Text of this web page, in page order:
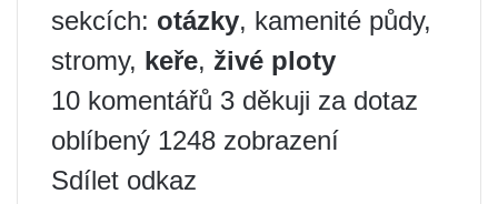
sekcích: otázky, kamenité půdy,
stromy, keře, živé ploty
10 komentářů 3 děkuji za dotaz
oblíbený 1248 zobrazení
Sdílet odkaz